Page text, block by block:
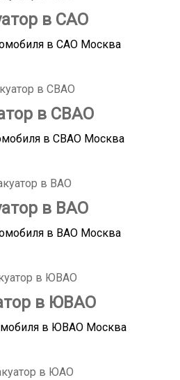
в САО
в САО Москва
в СВАО
в СВАО Москва
в ВАО
в ВАО Москва
в ЮВАО
в ЮВАО Москва